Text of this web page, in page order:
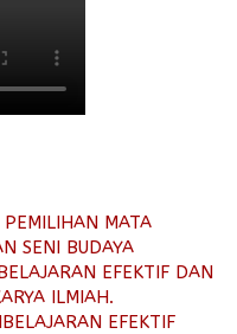
PEMILIHAN MATA
SENI BUDAYA
EFEKTIF DAN
ILMIAH.
EFEKTIF